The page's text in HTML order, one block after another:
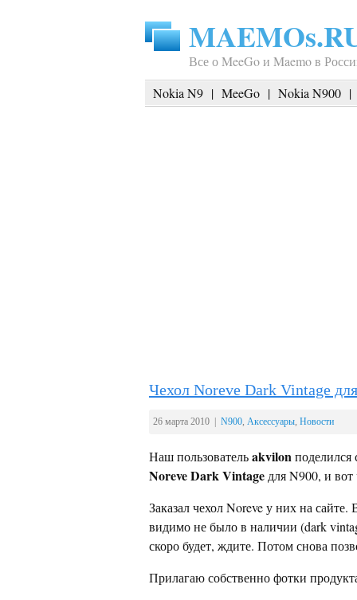
Все о MeeGo и Maemo в
Nokia N9 | MeeGo | Nokia N900 |
Чехол Noreve Dark Vintage
26 марта 2010 | N900, Аксессуары, Новости
Наш пользовательakvilonподелился
Noreve Dark Vintage для N900, и
Заказал чехол Noreve у них на
видимо не было в наличии (dark
скоро будет, ждите. Потом снова
Прилагаю собственно фотки